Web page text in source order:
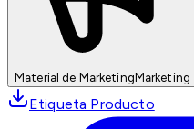
Material de MarketingMarketing
Etiqueta Producto